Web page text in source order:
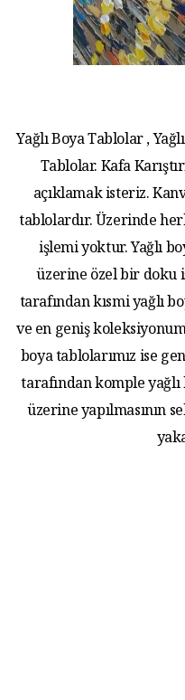
Yağlı Boya Tablolar ,
Tablolar. Kafa
açıklamak isteriz.
tablolardır. Üzerinde
işlemi yoktur. Yağlı
üzerine özel bir doku
tarafından kısmi yağlı
ve en geniş
boya tablolarımız ise
tarafından komple yağlı
üzerine yapılmasının